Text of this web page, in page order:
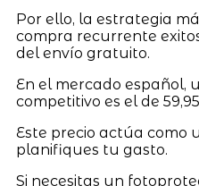
Por ello, la estrategia
compra recurrente
del envío gratuito.
En el mercado español,
competitivo es el de
Este precio actúa como
planifiques tu gasto.
Si necesitas un